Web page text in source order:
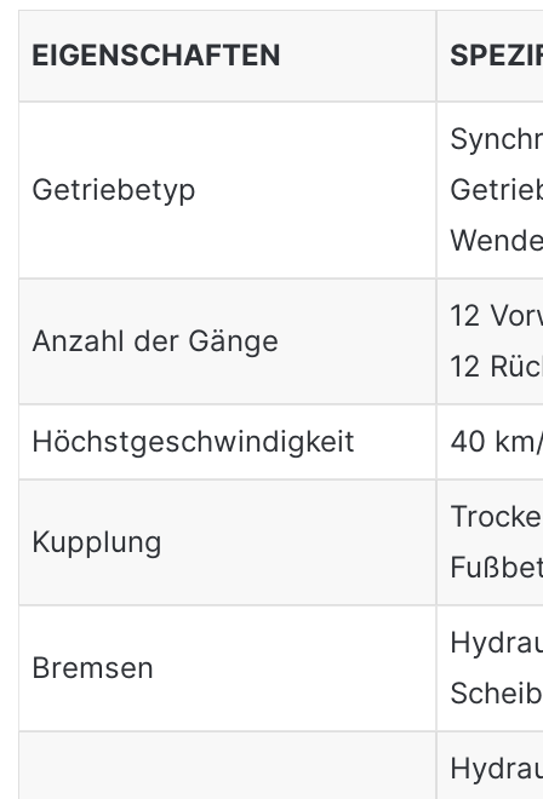
EIGENSCHAFTEN
Getriebetyp
Anzahl der Gänge
12
12
Höchstgeschwindigkeit 40
Kupplung
Bremsen